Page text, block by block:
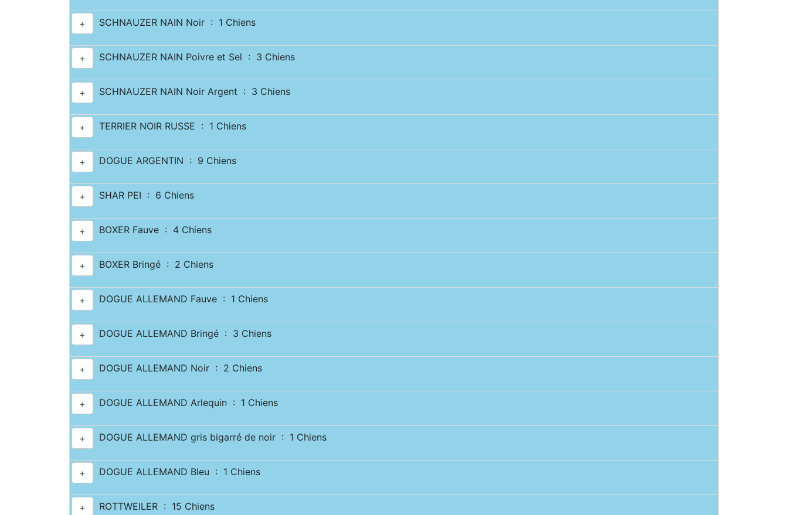
+ SCHNAUZER NAIN Noir : 1 Chiens
+ SCHNAUZER NAIN Poivre et Sel : 3 Chiens
+ SCHNAUZER NAIN Noir Argent : 3 Chiens
+ TERRIER NOIR RUSSE : 1 Chiens
+ DOGUE ARGENTIN : 9 Chiens
+ SHAR PEI : 6 Chiens
+ BOXER Fauve : 4 Chiens
+ BOXER Bringé : 2 Chiens
+ DOGUE ALLEMAND Fauve : 1 Chiens
+ DOGUE ALLEMAND Bringé : 3 Chiens
+ DOGUE ALLEMAND Noir : 2 Chiens
+ DOGUE ALLEMAND Arlequin : 1 Chiens
+ DOGUE ALLEMAND gris bigarré de noir : 1 Chiens
+ DOGUE ALLEMAND Bleu : 1 Chiens
+ ROTTWEILER : 15 Chiens